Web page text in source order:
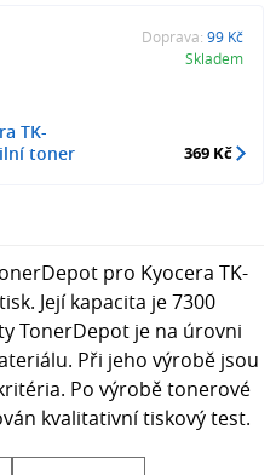
TK-
toner
Doprava: 99 Kč
Skladem
369 Kč
pro Kyocera TK-
Její kapacita je 7300
TonerDepot je na úrovni
Při jeho výrobě jsou
Po výrobě tonerové
kvalitativní tiskový test.